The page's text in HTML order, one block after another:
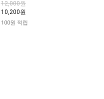
12,000원
10,200원
100원 적립